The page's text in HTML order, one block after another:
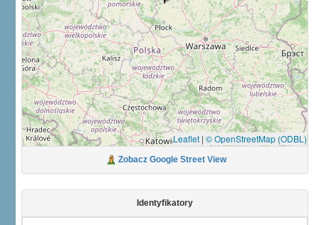
Leaflet | © OpenStreetMap (ODBL)
Zobacz Google Street View
Identyfikatory